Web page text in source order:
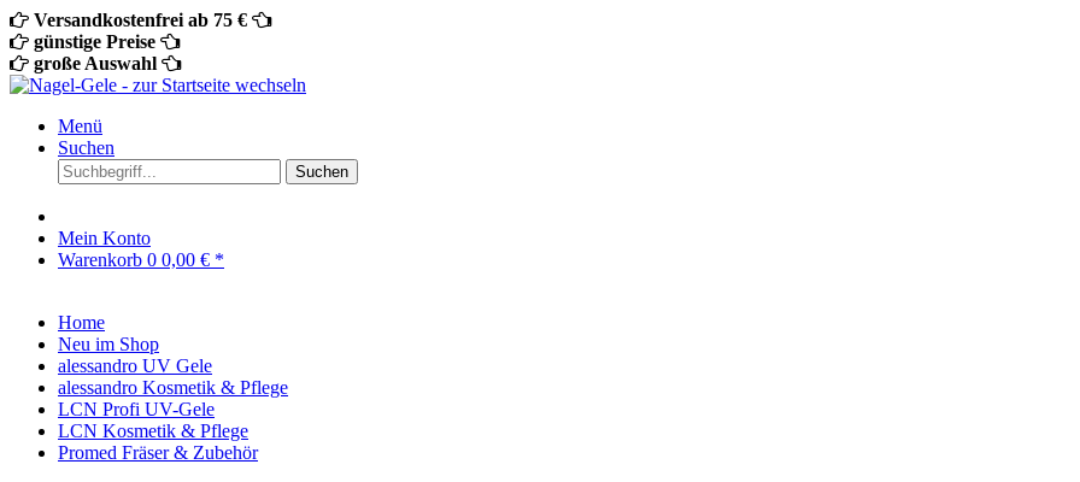
Versandkostenfrei ab 75 €
günstige Preise
große Auswahl
Menü
Suchen
Suchen
Mein Konto
Warenkorb 0 0,00 € *
Home
Neu im Shop
alessandro UV Gele
alessandro Kosmetik & Pflege
LCN Profi UV-Gele
LCN Kosmetik & Pflege
Promed Fräser & Zubehör